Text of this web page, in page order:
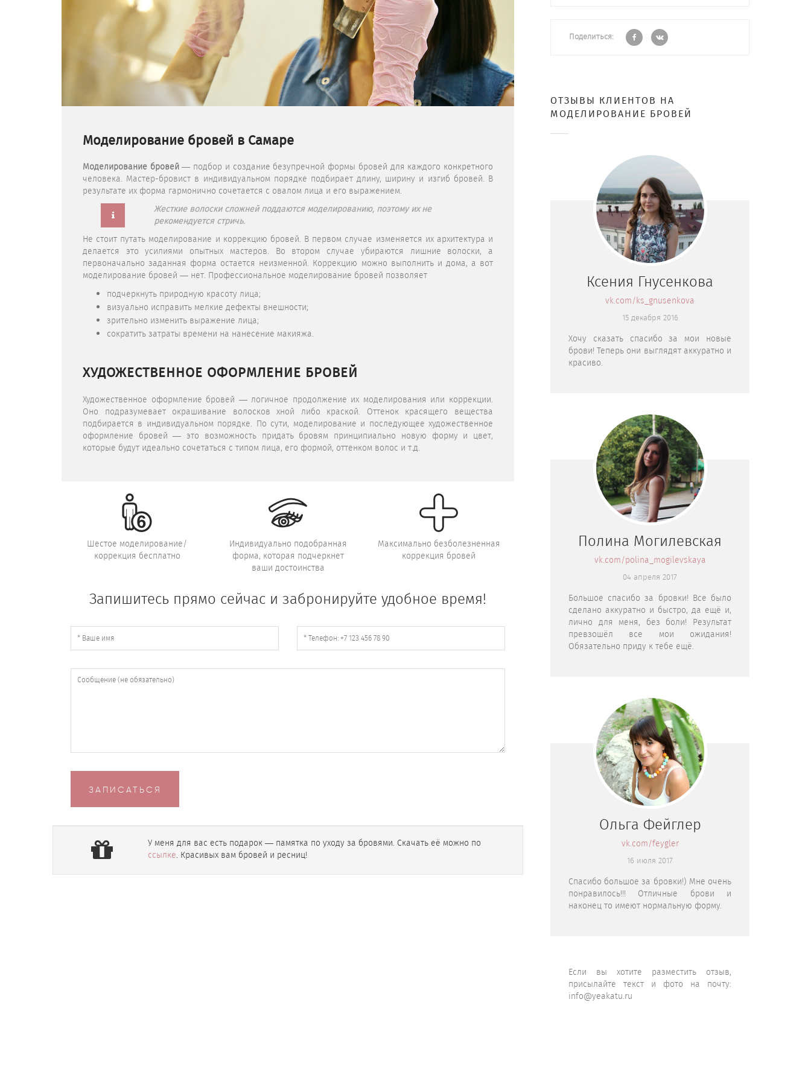
Моделирование бровей в Самаре
Моделирование бровей— подбор и создание безупречной формы бровей для каждого конкретного
человека. Мастер-бровист в индивидуальном порядке подбирает длину, ширину и изгиб бровей. В
результате их форма гармонично сочетается с овалом лица и его выражением.
Жесткие волоски сложней поддаются моделированию, поэтому их не
рекомендуется стричь.
Не стоит путать моделирование и коррекцию бровей. В первом случае изменяется их архитектура и
делается это усилиями опытных мастеров. Во втором случае убираются лишние волоски, а
первоначально заданная форма остается неизменной. Коррекцию можно выполнить и дома, а вот
моделирование бровей — нет. Профессиональное моделирование бровей позволяет
подчеркнуть природную красоту лица;
визуально исправить мелкие дефекты внешности;
зрительно изменить выражение лица;
сократить затраты времени на нанесение макияжа.
ХУДОЖЕСТВЕННОЕ ОФОРМЛЕНИЕ БРОВЕЙ
Художественное оформление бровей — логичное продолжение их моделирования или коррекции.
Оно подразумевает окрашивание волосков хной либо краской. Оттенок красящего вещества
подбирается в индивидуальном порядке. По сути, моделирование и последующее художественное
оформление бровей — это возможность придать бровям принципиально новую форму и цвет,
которые будут идеально сочетаться с типом лица, его формой, оттенком волос и т.д.
Шестое моделирование/
коррекция бесплатно
Индивидуально подобранная
форма, которая подчеркнет
ваши достоинства
Максимально безболезненная
коррекция бровей
Запишитесь прямо сейчас и забронируйте удобное время!
ЗАПИСАТЬСЯ
У меня для вас есть подарок — памятка по уходу за бровями. Скачать её можно по
ссылке. Красивых вам бровей и ресниц!
Поделиться:
ОТЗЫВЫ КЛИЕНТОВ НА
МОДЕЛИРОВАНИЕ БРОВЕЙ
Ксения Гнусенкова
vk.com/ks_gnusenkova
15 декабря 2016
Хочу сказать спасибо за мои новые
брови! Теперь они выглядят аккуратно и
красиво.
Полина Могилевская
vk.com/polina_mogilevskaya
04 апреля 2017
Большое спасибо за бровки! Все было
сделано аккуратно и быстро, да ещё и,
лично для меня, без боли! Результат
превзошёл все мои ожидания!
Обязательно приду к тебе ещё.
Ольга Фейглер
vk.com/feygler
16 июля 2017
Спасибо большое за бровки!) Мне очень
понравилось!!! Отличные брови и
наконец то имеют нормальную форму.
Если вы хотите разместить отзыв,
присылайте текст и фото на почту:
info@yeakatu.ru